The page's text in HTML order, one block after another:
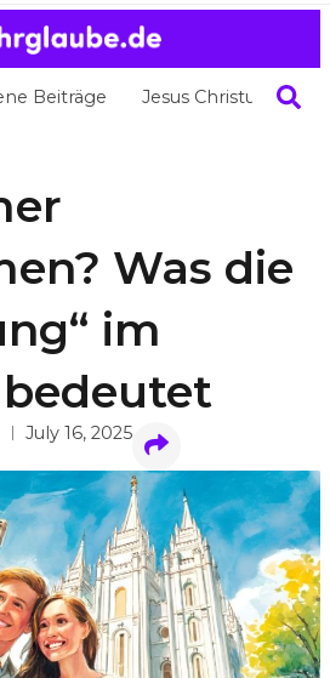
Beiträge Jesus Christus
Was die
im
July 16, 2025